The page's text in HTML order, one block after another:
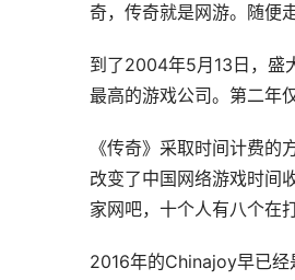
奇，传奇就是网游。随便
到了2004年5月13日，盛
最高的游戏公司。第二年
《传奇》采取时间计费的
改变了中国网络游戏时间
家网吧，十个人有八个在
2016年的Chinajoy早已经